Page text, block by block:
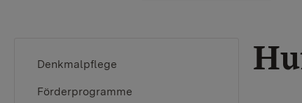
Denkmalpflege
Förderprogramme